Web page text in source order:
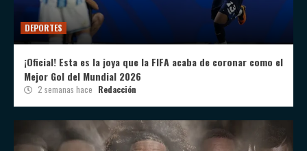
DEPORTES
¡Oficial! Esta es la joya que la FIFA acaba de coronar como el
Mejor Gol del Mundial 2026
2 semanas hace Redacción